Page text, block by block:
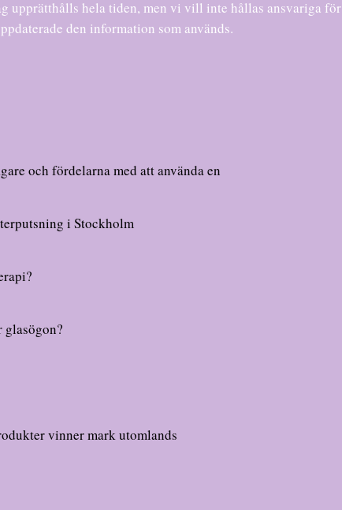
upprätthålls hela tiden, men vi vill inte hållas ansvariga för
den information som används.
och fördelarna med att använda en
i Stockholm
glasögon?
vinner mark utomlands